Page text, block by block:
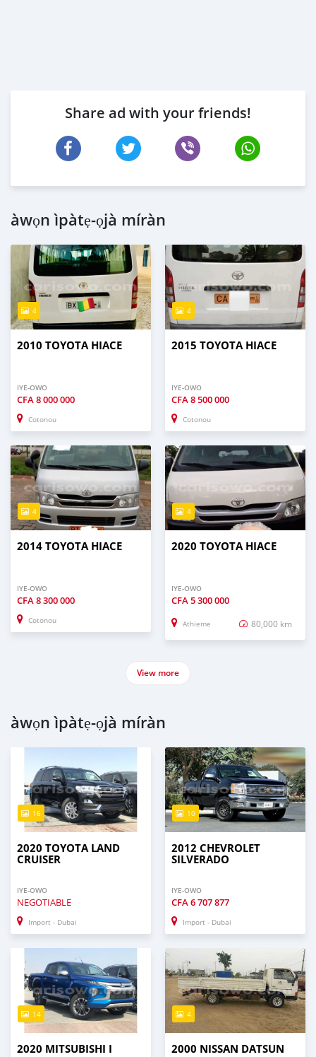
Share ad with your friends!
àwọn ìpàtẹ-ọjà míràn
4
2010 TOYOTA HIACE
IYE-OWO
CFA8 000 000
Cotonou
4
2015 TOYOTA HIACE
IYE-OWO
CFA8 500 000
Cotonou
4
2014 TOYOTA HIACE
IYE-OWO
CFA8 300 000
Cotonou
4
2020 TOYOTA HIACE
IYE-OWO
CFA5 300 000
Athieme 80,000 km
View more
àwọn ìpàtẹ-ọjà míràn
16
2020 TOYOTA LAND
CRUISER
IYE-OWO
NEGOTIABLE
Import - Dubai
10
2012 CHEVROLET
SILVERADO
IYE-OWO
CFA6 707 877
Import - Dubai
14
2020 MITSUBISHI I
4
2000 NISSAN DATSUN